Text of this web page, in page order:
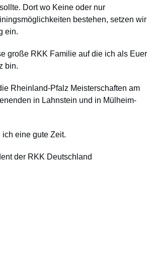
Dort wo Keine oder nur
bestehen, setzen wir
ein.
große RKK Familie auf die ich als Euer
bin.
Rheinland-Pfalz Meisterschaften am
in Lahnstein und in Mülheim-
eine gute Zeit.
der RKK Deutschland